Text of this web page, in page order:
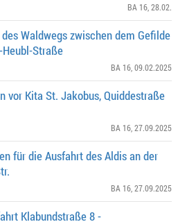
BA 16 , 28.02.
Waldwegs zwischen dem Gefilde
Heubl-Straße
BA 16 , 09.02.2025
vor Kita St. Jakobus, Quiddestraße
BA 16 , 27.09.2025
für die Ausfahrt des Aldis an der
BA 16 , 27.09.2025
Klabundstraße 8 -